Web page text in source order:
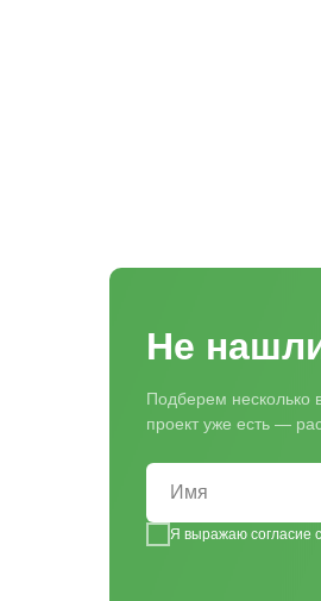
Не
Подберем несколько
проект уже есть —
Я выражаю согласие с